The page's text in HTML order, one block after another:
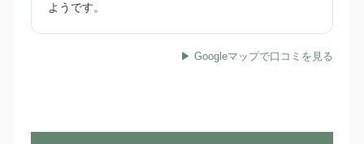
ようです。
▶ Googleマップで口コミを見る